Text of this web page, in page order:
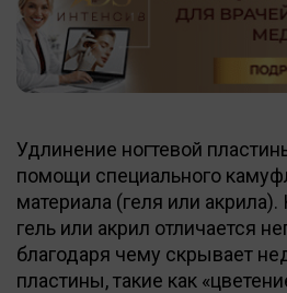
Удлинение ногтевой
помощи специального
материала (геля или
гель или акрил отличается
благодаря чему скрывает
пластины, такие как